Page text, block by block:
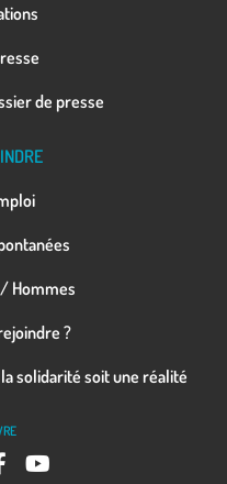
de presse
Hommes
?
solidarité soit une réalité